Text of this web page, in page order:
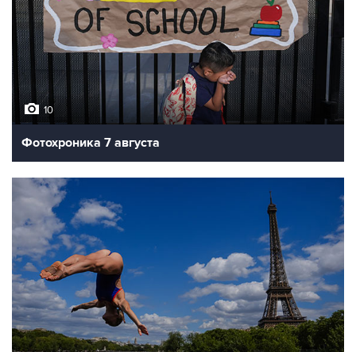
10
Фотохроника 7 августа